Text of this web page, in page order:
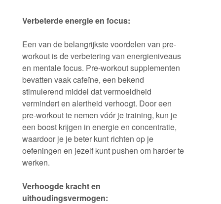
Verbeterde energie en focus:
Een van de belangrijkste voordelen van pre-
workout is de verbetering van energieniveaus
en mentale focus. Pre-workout supplementen
bevatten vaak cafeïne, een bekend
stimulerend middel dat vermoeidheid
vermindert en alertheid verhoogt. Door een
pre-workout te nemen vóór je training, kun je
een boost krijgen in energie en concentratie,
waardoor je je beter kunt richten op je
oefeningen en jezelf kunt pushen om harder te
werken.
Verhoogde kracht en
uithoudingsvermogen: